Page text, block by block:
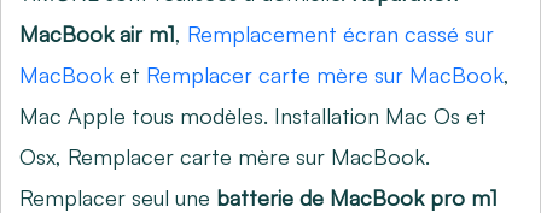
MacBook air m1, Remplacement écran cassé sur
MacBook et Remplacer carte mère sur MacBook,
Mac Apple tous modèles. Installation Mac Os et
Osx, Remplacer carte mère sur MacBook.
Remplacer seul une batterie de MacBook pro m1